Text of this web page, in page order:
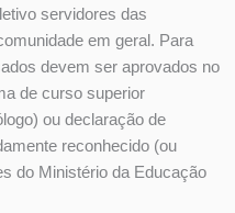
servidores das
em geral. Para
devem ser aprovados no
de curso superior
ou declaração de
reconhecido (ou
do Ministério da Educação